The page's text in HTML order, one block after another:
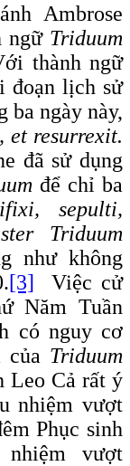
Ambrose
ngữ Triduum
thành ngữ
đoạn lịch sử
ba ngày này,
et resurrexit.
đã sử dụng
để chỉ ba
sepulti,
Triduum
như không
[3] Việc cử
Năm Tuần
có nguy cơ
Triduum
Leo Cả rất ý
nhiệm vượt
Phục sinh
nhiệm vượt